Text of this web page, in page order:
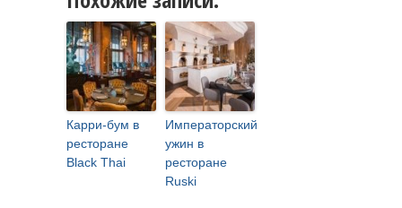
Карри-бум в
ресторане
Black Thai
Императорский
ужин в
ресторане
Ruski